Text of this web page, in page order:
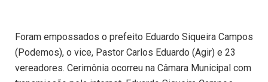
Foram empossados o prefeito Eduardo Siqueira Campos
(Podemos), o vice, Pastor Carlos Eduardo (Agir) e 23
vereadores. Cerimônia ocorreu na Câmara Municipal com